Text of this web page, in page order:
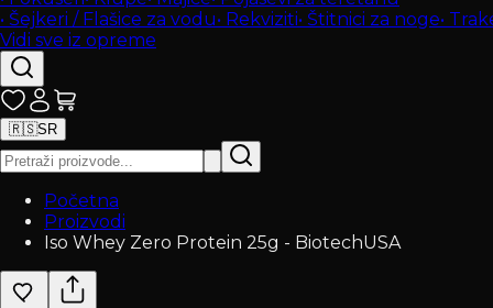
• Šejkeri / Flašice za vodu• Rekviziti• Štitnici za noge•
Vidi sve iz opreme
🇷🇸SR
Početna
Proizvodi
Iso Whey Zero Protein 25g - BiotechUSA